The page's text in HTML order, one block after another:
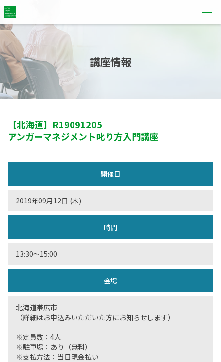
講座情報
【北海道】 R19091205
アンガーマネジメント叱り方入門講座
開催日
2019年09月12日 (木)
時間
13:30〜15:00
会場
北海道帯広市
（詳細はお申込みいただいた方にお知らせします）
※定員数：4人
※駐車場：あり（無料）
※支払方法：当日現金払い